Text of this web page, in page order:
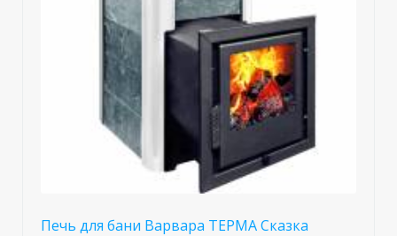
Печь для бани Варвара ТЕРМА Сказка